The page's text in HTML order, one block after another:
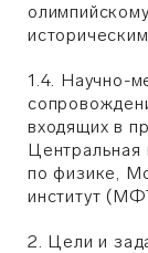
1.4. Научно-
входящих в
Центральная
по физике,
институт
2. Цели и